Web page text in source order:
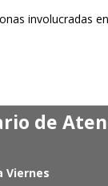
involucradas
de
Viernes